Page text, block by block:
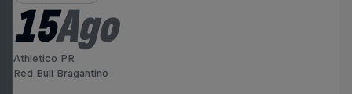
15Ago
Athletico PR
Red Bull Bragantino